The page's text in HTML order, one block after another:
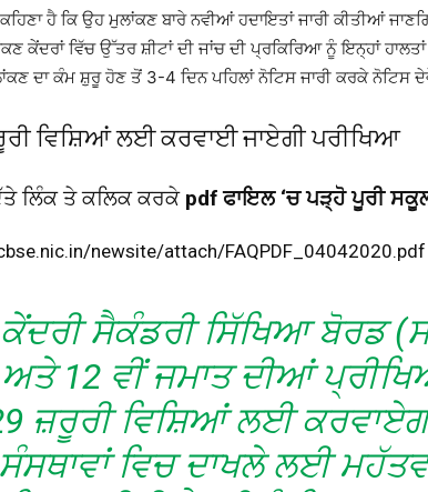
ਹੈ ਕਿ ਉਹ ਮੁਲਾਂਕਣ ਬਾਰੇ ਨਵੀਆਂ ਹਦਾਇਤਾਂ ਜਾਰੀ ਕੀਤੀਆਂ
ਕੇਂਦਰਾਂ ਵਿੱਚ ਉੱਤਰ ਸ਼ੀਟਾਂ ਦੀ ਜਾਂਚ ਦੀ ਪ੍ਰਕਿਰਿਆ ਨੂੰ ਇਨ੍ਹਾਂ ਹਾਲਤਾਂ
ਦਾ ਕੰਮ ਸ਼ੁਰੂ ਹੋਣ ਤੋਂ 3-4 ਦਿਨ ਪਹਿਲਾਂ ਨੋਟਿਸ ਜਾਰੀ ਕਰਕੇ ਨੋਟਿਸ
ਵਿਸ਼ਿਆਂ ਲਈ ਕਰਵਾਈ ਜਾਏਗੀ ਪਰੀਖਿਆ
ਲਿੰਕ ਤੇ ਕਲਿਕ ਕਰਕੇ pdf ਫਾਇਲ ‘ਚ ਪੜ੍ਹੋ ਪੂਰੀ
newsite/attach/FAQPDF_04042020.pdf
ਕੇਂਦਰੀ ਸੈਕੰਡਰੀ ਸਿੱਖਿਆ ਬੋਰਡ
ਅਤੇ 12 ਵੀਂ ਜਮਾਤ ਦੀਆਂ
ਜ਼ਰੂਰੀ ਵਿਸ਼ਿਆਂ ਲਈ
ਸੰਸਥਾਵਾਂ ਵਿਚ ਦਾਖਲੇ ਲਈ